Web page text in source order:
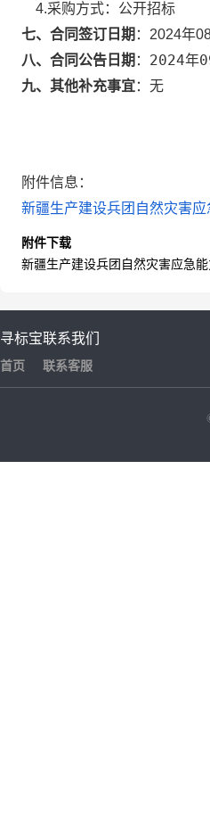
4.采购方式： 公开招标
七、合同签订日期 ： 2024年
八、合同公告日期 ： 2024年
九、其他补充事宜： 无
附件信息：
新疆生产建设兵团自然灾害
附件下载
新疆生产建设兵团自然灾害应急
寻标宝
首页
联系我们
联系客服